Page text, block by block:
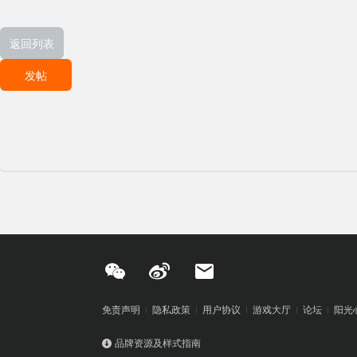
返回列表
发帖
免责声明 隐私政策 用户协议 游戏大厅 论坛 阳光
品牌资源及样式指南